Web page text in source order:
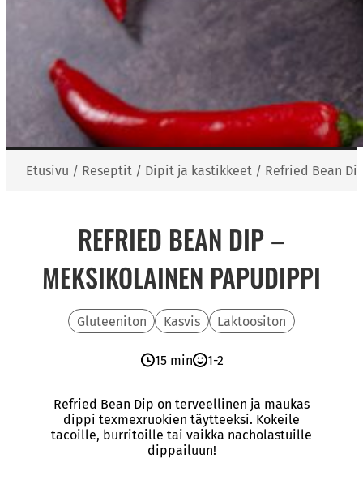
Etusivu / Reseptit / Dipit ja kastikkeet / Refried Bean
REFRIED BEAN DIP –
MEKSIKOLAINEN PAPUDIPPI
Gluteeniton Kasvis Laktoositon
15 min 1-2
Refried Bean Dip on terveellinen ja maukas
dippi texmexruokien täytteeksi. Kokeile
tacoille, burritoille tai vaikka nacholastuille
dippailuun!